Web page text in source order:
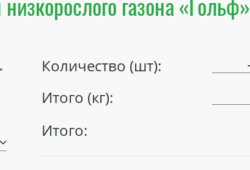
Количество (шт):
Итого (кг):
Итого: